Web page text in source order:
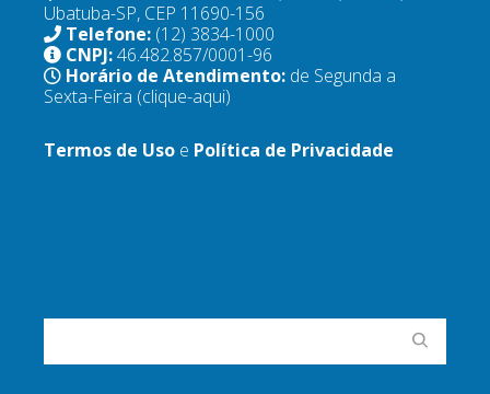
Ubatuba-SP, CEP 11690-156
Telefone: (12) 3834-1000
CNPJ:46.482.857/0001-96
Horário de Atendimento: de Segunda a
Sexta-Feira (clique-aqui)
Termos de Uso e Política de Privacidade